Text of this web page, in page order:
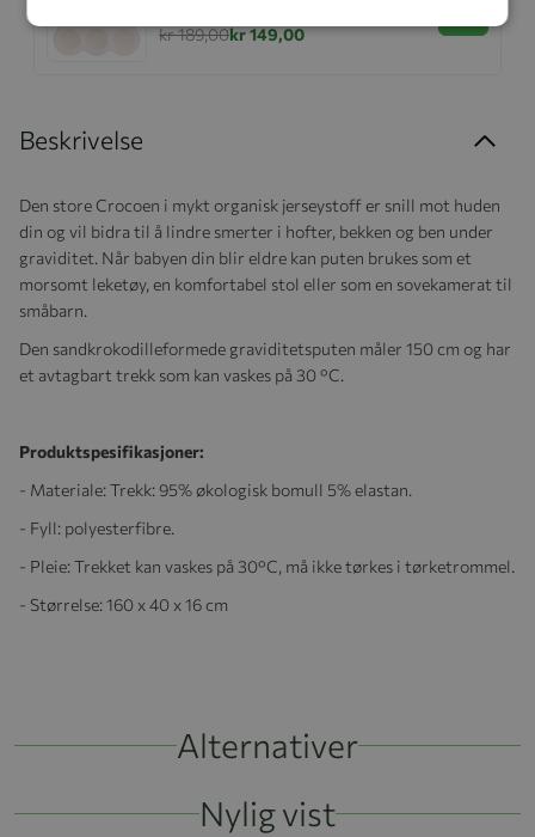
kr 189,00kr 149,00
Se
Beskrivelse
Den store Crocoen i mykt organisk jerseystoff er snill mot huden
din og vil bidra til å lindre smerter i hofter, bekken og ben under
graviditet. Når babyen din blir eldre kan puten brukes som et
morsomt leketøy, en komfortabel stol eller som en sovekamerat til
småbarn.
Den sandkrokodilleformede graviditetsputen måler 150 cm og har
et avtagbart trekk som kan vaskes på 30 °C.
Produktspesifikasjoner:
- Materiale: Trekk: 95% økologisk bomull 5% elastan.
- Fyll: polyesterfibre.
- Pleie: Trekket kan vaskes på 30°C, må ikke tørkes i tørketrommel.
- Størrelse: 160 x 40 x 16 cm
Alternativer
Nylig vist